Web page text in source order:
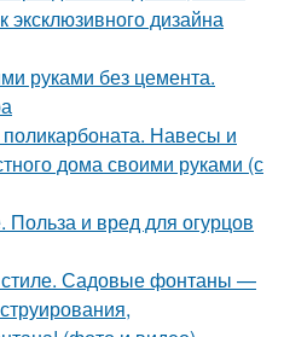
дизайна
руками без цемента.
Навесы и
дома своими руками (с
и вред для огурцов
Садовые фонтаны —